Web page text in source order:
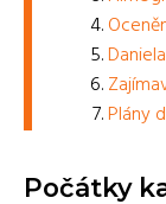
Plány
Počátky